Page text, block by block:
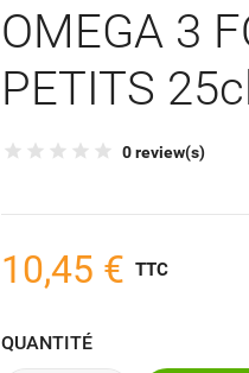
OMEGA 3
PETITS 25cl
0 review(s)
10,45 € TTC
QUANTITÉ